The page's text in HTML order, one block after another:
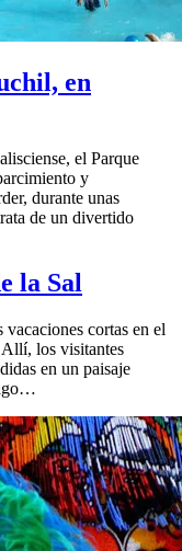
en
el Parque
y
durante unas
de un divertido
la Sal
cortas en el
Allí, los visitantes
en un paisaje